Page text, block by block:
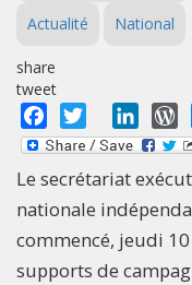
Actualité National
share
tweet
Facebook
Twitter
Le secrétariat
nationale
commencé, jeudi
supports de